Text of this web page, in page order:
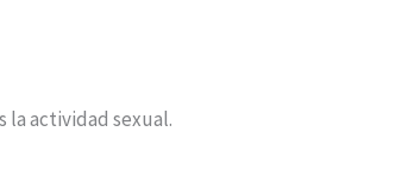
la actividad sexual.